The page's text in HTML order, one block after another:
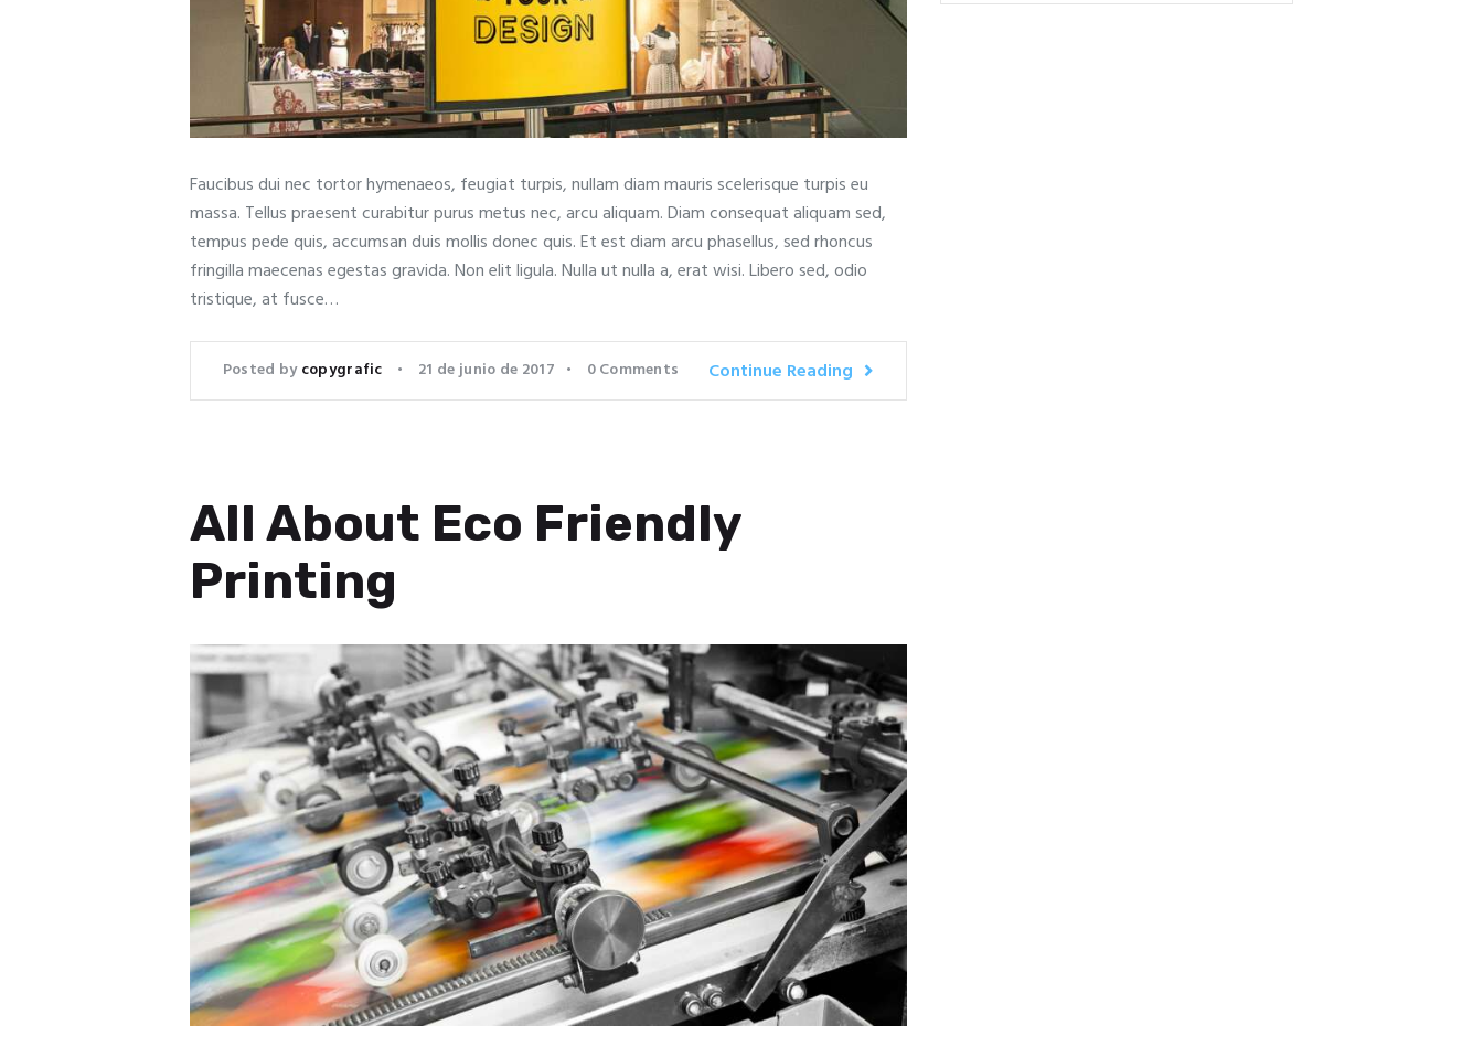
Faucibus dui nec tortor hymenaeos, feugiat turpis, nullam diam mauris scelerisque turpis eu
massa. Tellus praesent curabitur purus metus nec, arcu aliquam. Diam consequat aliquam sed,
tempus pede quis, accumsan duis mollis donec quis. Et est diam arcu phasellus, sed rhoncus
fringilla maecenas egestas gravida. Non elit ligula. Nulla ut nulla a, erat wisi. Libero sed, odio
tristique, at fusce…
Posted bycopygrafic 21 de junio de 2017 0Comments Continue Reading
All About Eco Friendly
Printing